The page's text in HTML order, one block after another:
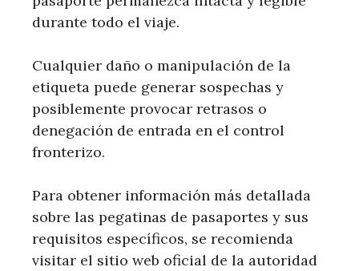
durante todo el viaje.
Cualquier daño o manipulación de la
etiqueta puede generar sospechas y
posiblemente provocar retrasos o
denegación de entrada en el control
fronterizo.
Para obtener información más detallada
sobre las pegatinas de pasaportes y sus
requisitos específicos, se recomienda
visitar el sitio web oficial de la autoridad